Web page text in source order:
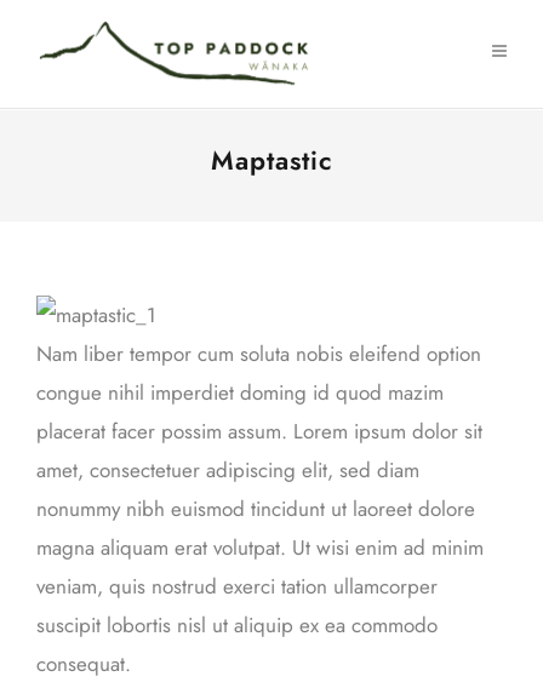
Maptastic
Nam liber tempor cum soluta nobis eleifend option
congue nihil imperdiet doming id quod mazim
placerat facer possim assum. Lorem ipsum dolor sit
amet, consectetuer adipiscing elit, sed diam
nonummy nibh euismod tincidunt ut laoreet dolore
magna aliquam erat volutpat. Ut wisi enim ad minim
veniam, quis nostrud exerci tation ullamcorper
suscipit lobortis nisl ut aliquip ex ea commodo
consequat.